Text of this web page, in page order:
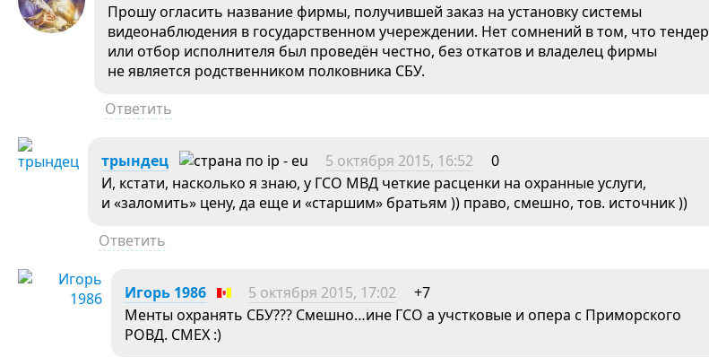
Прошу огласить название фирмы, получившей заказ на установку системы
видеонаблюдения в государственном учереждении. Нет сомнений в том, что тендер
или отбор исполнителя был проведён честно, без откатов и владелец фирмы
не является родственником полковника СБУ.
Ответить
трындец 5 октября 2015, 16:52
0
И, кстати, насколько я знаю, у ГСО МВД четкие расценки на охранные услуги,
и «заломить» цену, да еще и «старшим» братьям )) право, смешно, тов. источник ))
Ответить
Игорь 1986 5 октября 2015, 17:02
+7
Менты охранять СБУ??? Смешно…ине ГСО а учстковые и опера с Приморского
РОВД. СМЕХ :)